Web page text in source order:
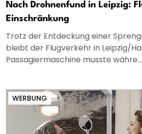
Nach Drohnenfund in Leipzig:
Einschränkung
Trotz der Entdeckung einer
bleibt der Flugverkehr in Leipzig/
Passagiermaschine musste währe...
WERBUNG